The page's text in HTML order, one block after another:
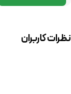
نظرات کاربران